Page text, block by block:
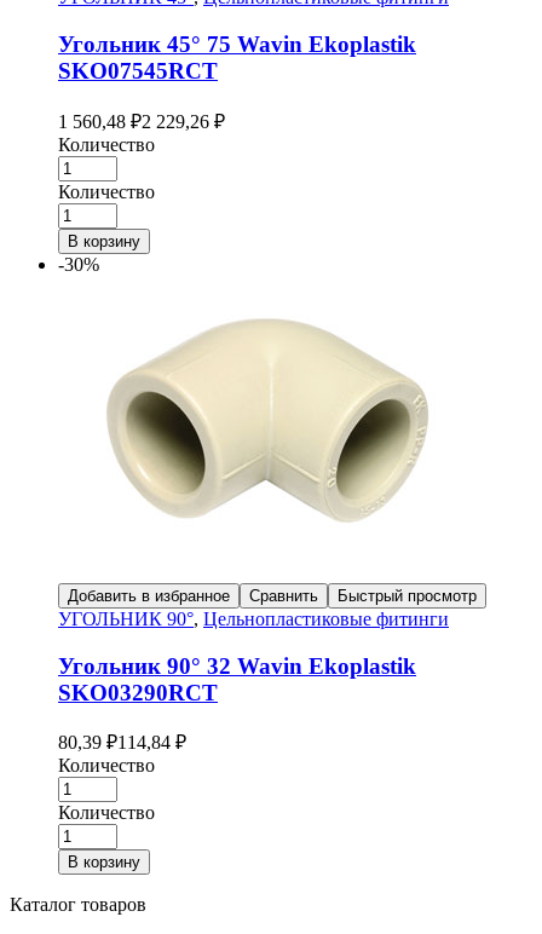
Угольник 45° 75 Wavin Ekoplastik
SKO07545RCT
1 560,48 ₽2 229,26 ₽
Количество
Количество
В корзину
-30%
Добавить в избранное Сравнить Быстрый просмотр
УГОЛЬНИК 90°, Цельнопластиковые фитинги
Угольник 90° 32 Wavin Ekoplastik
SKO03290RCT
80,39 ₽114,84 ₽
Количество
Количество
В корзину
Каталог товаров